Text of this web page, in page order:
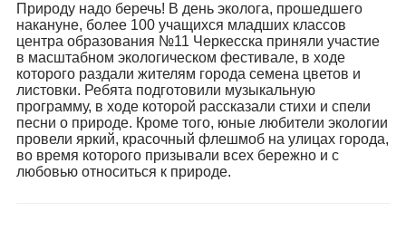
Природу надо беречь! В день эколога, прошедшего
накануне, более 100 учащихся младших классов
центра образования №11 Черкесска приняли участие
в масштабном экологическом фестивале, в ходе
которого раздали жителям города семена цветов и
листовки. Ребята подготовили музыкальную
программу, в ходе которой рассказали стихи и спели
песни о природе. Кроме того, юные любители экологии
провели яркий, красочный флешмоб на улицах города,
во время которого призывали всех бережно и с
любовью относиться к природе.